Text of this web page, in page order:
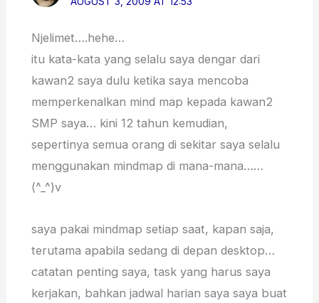
Njelimet….hehe…
itu kata-kata yang selalu saya dengar dari
kawan2 saya dulu ketika saya mencoba
memperkenalkan mind map kepada kawan2
SMP saya… kini 12 tahun kemudian,
sepertinya semua orang di sekitar saya selalu
menggunakan mindmap di mana-mana……
(^_^)v
saya pakai mindmap setiap saat, kapan saja,
terutama apabila sedang di depan desktop…
catatan penting saya, task yang harus saya
kerjakan, bahkan jadwal harian saya saya buat